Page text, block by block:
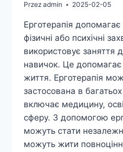
Przezadmin 2025-02-05
Ерготерапія
фізичні або психічні
використовує заняття
навичок. Це допомагає
життя. Ерготерапія
застосована в
включає медицину,
сферу. З допомогою
можуть стати
можуть жити